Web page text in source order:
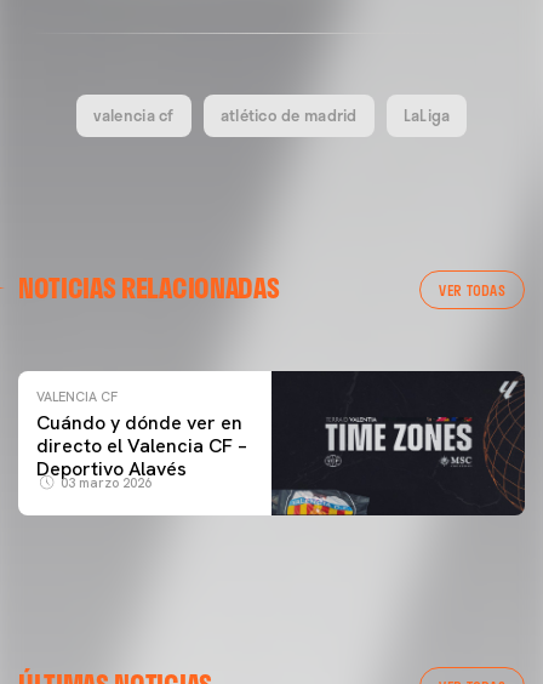
valencia cf atlético de madrid LaLiga
NOTICIAS RELACIONADAS VER TODAS
ENTRENAMIENTO DEL VALENCIA CF 04/03/26
VALENCIA CF
Cuándo y dónde ver en
directo el Valencia CF –
Deportivo Alavés
03 marzo 2026